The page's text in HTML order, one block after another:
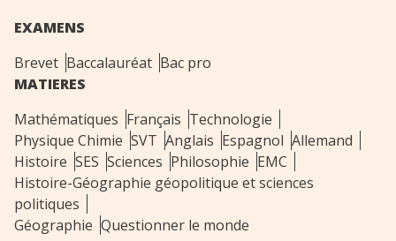
EXAMENS
Brevet Baccalauréat Bac pro
MATIERES
Mathématiques Français Technologie
Physique Chimie SVT Anglais Espagnol Allemand
Histoire SES Sciences Philosophie EMC
Histoire-Géographie géopolitique et sciences
politiques
Géographie Questionner le monde